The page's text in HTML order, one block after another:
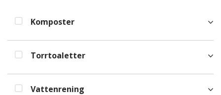
Komposter
Torrtoaletter
Vattenrening